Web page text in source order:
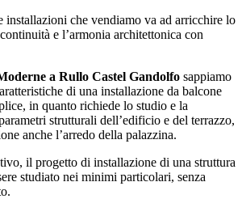
installazioni che vendiamo va ad arricchire lo
e l’armonia architettonica con
a Rullo Castel Gandolfo sappiamo
di una installazione da balcone
in quanto richiede lo studio e la
strutturali dell’edificio e del terrazzo,
anche l’arredo della palazzina.
il progetto di installazione di una struttura
studiato nei minimi particolari, senza